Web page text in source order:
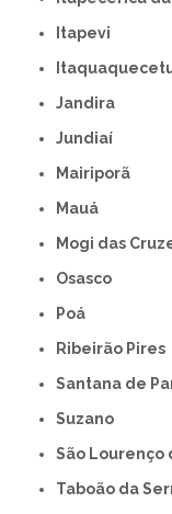
Itapevi
Jandira
Jundiaí
Mairiporã
Mauá
Mogi das
Osasco
Poá
Ribeirão Pires
Santana de
Suzano
São
Taboão da